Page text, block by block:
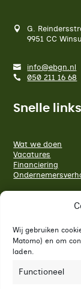
Wij gebruiken
Matomo) en om
laden.
Functioneel
G.
9951 CC
info@ebgn.nl
050 211 16 68
Snelle links
Wat we doen
Vacatures
Financiering
Sluit je
Volg ons op
Bekijk ons
Blijf op de